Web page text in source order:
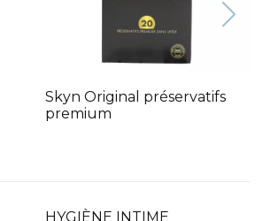
Skyn Original préservatifs
premium
HYGIÈNE INTIME